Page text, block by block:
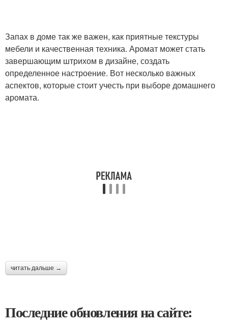
Запах в доме так же важен, как приятные текстуры
мебели и качественная техника. Аромат может стать
завершающим штрихом в дизайне, создать
определенное настроение. Вот несколько важных
аспектов, которые стоит учесть при выборе домашнего
аромата.
читать дальше →
Последние обновления на сайте: